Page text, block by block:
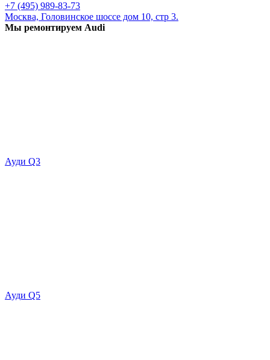
+7 (495) 989-83-73
Москва, Головинское шоссе дом 10, стр 3.
Мы ремонтируем Audi
Ауди Q3
Ауди Q5